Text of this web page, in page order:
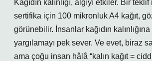
Kağıdın kalınlığı, algıyı etkiler. Bir
sertifika için 100 mikronluk A4 kağıt,
görünebilir. İnsanlar kağıdın
yargılamayı pek sever. Ve evet, biraz
ama çoğu insan hâlâ “kalın kağıt =